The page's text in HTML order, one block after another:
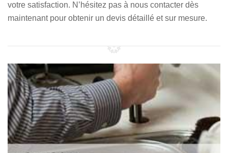
votre satisfaction. N’hésitez pas à nous contacter dès
maintenant pour obtenir un devis détaillé et sur mesure.